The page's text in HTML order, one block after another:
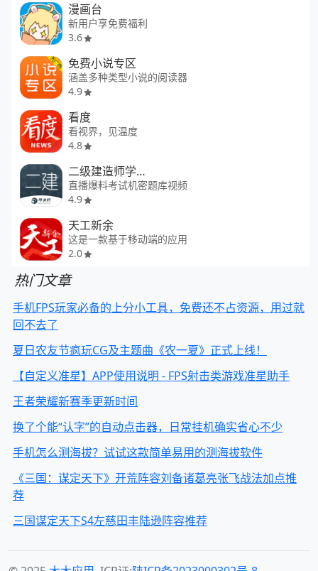
漫画台
新用户享免费福利
3.6
免费小说专区
涵盖多种类型小说的阅读器
4.9
看度
看视界，见温度
4.8
二级建造师学考网
直播爆料考试机密题库视频
4.9
天工新余
这是一款基于移动端的应用
2.0
热门文章
手机FPS玩家必备的上分小工具，免费还不占资源，用过就
回不去了
夏日农友节疯玩CG及主题曲《农一夏》正式上线！
【自定义准星】APP使用说明 - FPS射击类游戏准星助手
王者荣耀新赛季更新时间
换了个能“认字”的自动点击器，日常挂机确实省心不少
手机怎么测海拔？试试这款简单易用的测海拔软件
《三国：谋定天下》开荒阵容刘备诸葛亮张飞战法加点推
荐
三国谋定天下S4左慈田丰陆逊阵容推荐